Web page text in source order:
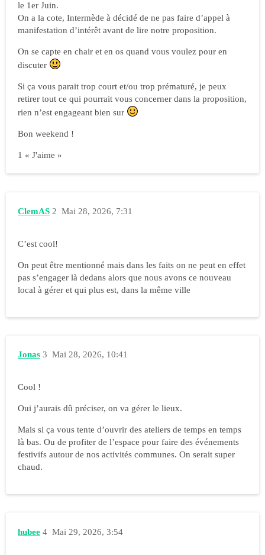
le 1er Juin.
On a la cote, Intermède à décidé de ne pas faire d’appel à
manifestation d’intérêt avant de lire notre proposition.
On se capte en chair et en os quand vous voulez pour en
discuter
Si ça vous parait trop court et/ou trop prématuré, je peux
retirer tout ce qui pourrait vous concerner dans la proposition,
rien n’est engageant bien sur
Bon weekend !
1 « J'aime »
ClemAS Mai 28, 2026, 7:31
2
C’est cool!
On peut être mentionné mais dans les faits on ne peut en effet
pas s’engager là dedans alors que nous avons ce nouveau
local à gérer et qui plus est, dans la même ville
Jonas Mai 28, 2026, 10:41
3
Cool !
Oui j’aurais dû préciser, on va gérer le lieux.
Mais si ça vous tente d’ouvrir des ateliers de temps en temps
là bas. Ou de profiter de l’espace pour faire des événements
festivifs autour de nos activités communes. On serait super
chaud.
hubee Mai 29, 2026, 3:54
4